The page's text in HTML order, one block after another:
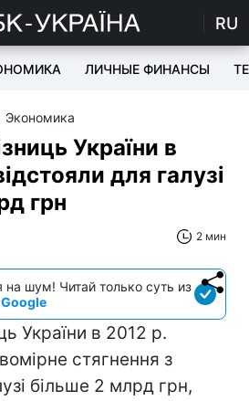
RU
ЛИЧНЫЕ ФИНАНСЫ
Экономика
України в
для галузі
грн
2 мин
на шум! Читай только суть из
України в 2012 р.
стягнення з
більше 2 млрд грн,